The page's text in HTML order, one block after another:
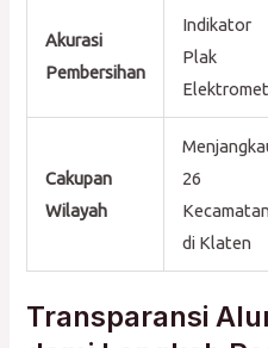
Akurasi
Pembersihan
Indikator
Plak
Cakupan
Wilayah
26
Kecamatan
di Klaten
Transparansi